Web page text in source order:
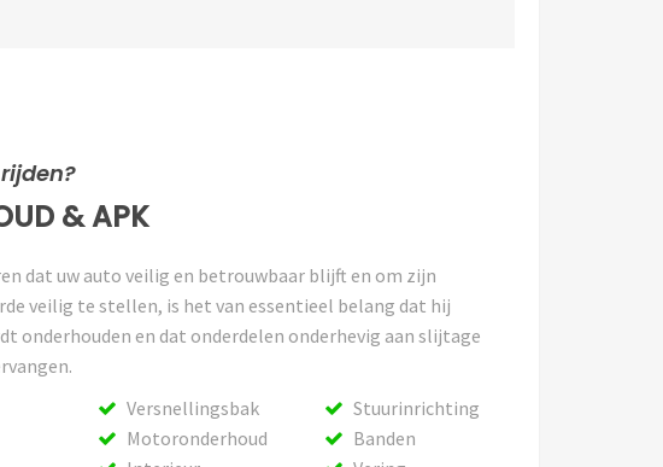
& APK
dat uw auto veilig en betrouwbaar blijft en om zijn
veilig te stellen, is het van essentieel belang dat hij
onderhouden en dat onderdelen onderhevig aan slijtage
Versnellingsbak
Stuurinrichting
Motoronderhoud
Banden